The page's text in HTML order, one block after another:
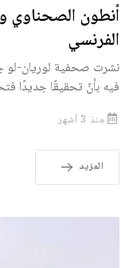
أنطون الصحناوي
الفرنسي
نشرت صحفية لوريان-لو
فيه بأنّ تحقيقًا جديدًا
منذ 3 أشهر
المزيد